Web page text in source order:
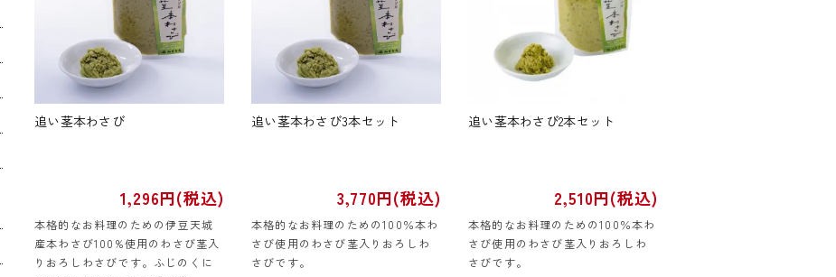
追い茎本わさび
1,296円(税込)
本格的なお料理のための伊豆天城
産本わさび100%使用のわさび茎入
りおろしわさびです。ふじのくに
追い茎本わさび3本セット
3,770円(税込)
本格的なお料理のための100％本わ
さび使用のわさび茎入りおろしわ
さびです。
追い茎本わさび2本セット
2,510円(税込)
本格的なお料理のための100％本わ
さび使用のわさび茎入りおろしわ
さびです。